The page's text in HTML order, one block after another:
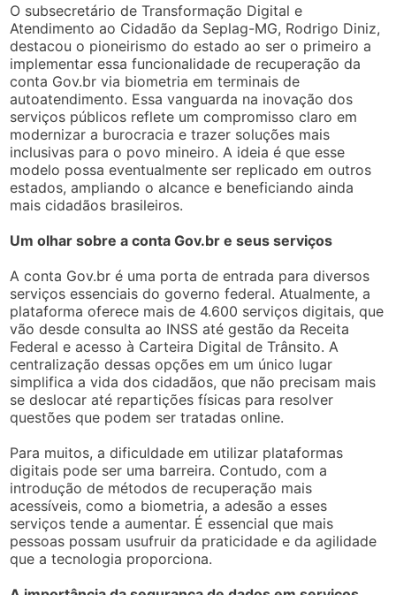
O subsecretário de Transformação Digital e
Atendimento ao Cidadão da Seplag-MG, Rodrigo Diniz,
destacou o pioneirismo do estado ao ser o primeiro a
implementar essa funcionalidade de recuperação da
conta Gov.br via biometria em terminais de
autoatendimento. Essa vanguarda na inovação dos
serviços públicos reflete um compromisso claro em
modernizar a burocracia e trazer soluções mais
inclusivas para o povo mineiro. A ideia é que esse
modelo possa eventualmente ser replicado em outros
estados, ampliando o alcance e beneficiando ainda
mais cidadãos brasileiros.
Um olhar sobre a conta Gov.br e seus serviços
A conta Gov.br é uma porta de entrada para diversos
serviços essenciais do governo federal. Atualmente, a
plataforma oferece mais de 4.600 serviços digitais, que
vão desde consulta ao INSS até gestão da Receita
Federal e acesso à Carteira Digital de Trânsito. A
centralização dessas opções em um único lugar
simplifica a vida dos cidadãos, que não precisam mais
se deslocar até repartições físicas para resolver
questões que podem ser tratadas online.
Para muitos, a dificuldade em utilizar plataformas
digitais pode ser uma barreira. Contudo, com a
introdução de métodos de recuperação mais
acessíveis, como a biometria, a adesão a esses
serviços tende a aumentar. É essencial que mais
pessoas possam usufruir da praticidade e da agilidade
que a tecnologia proporciona.